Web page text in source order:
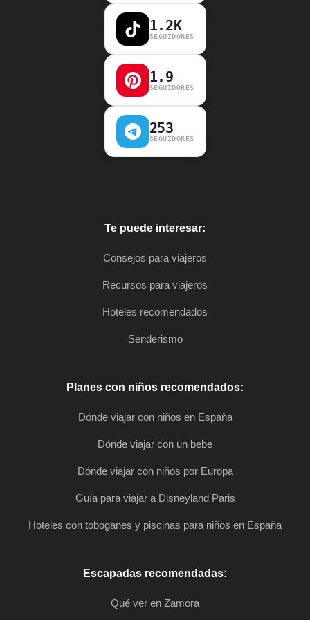
1.2K
SEGUIDORES
1.9
SEGUIDORES
253
SEGUIDORES
Te puede interesar:
Consejos para viajeros
Recursos para viajeros
Hoteles recomendados
Senderismo
Planes con niños recomendados:
Dónde viajar con niños en España
Dónde viajar con un bebe
Dónde viajar con niños por Europa
Guía para viajar a Disneyland Paris
Hoteles con toboganes y piscinas para niños en España
Escapadas recomendadas:
Qué ver en Zamora